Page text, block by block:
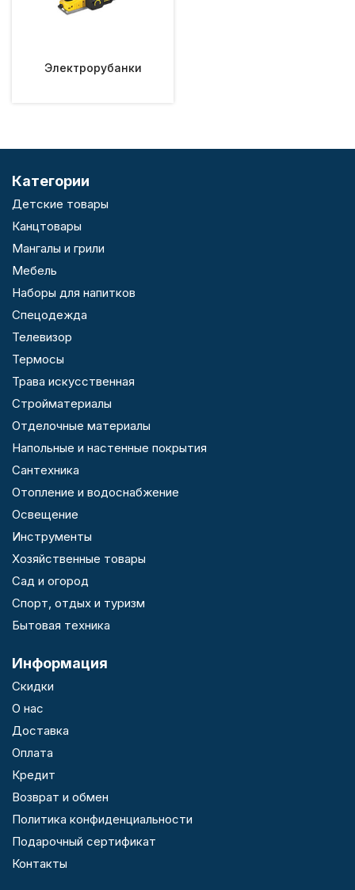
Электрорубанки
Категории
Детские товары
Канцтовары
Мангалы и грили
Мебель
Наборы для напитков
Спецодежда
Телевизор
Термосы
Трава искусственная
Стройматериалы
Отделочные материалы
Напольные и настенные покрытия
Сантехника
Отопление и водоснабжение
Освещение
Инструменты
Хозяйственные товары
Сад и огород
Спорт, отдых и туризм
Бытовая техника
Информация
Скидки
О нас
Доставка
Оплата
Кредит
Возврат и обмен
Политика конфиденциальности
Подарочный сертификат
Контакты